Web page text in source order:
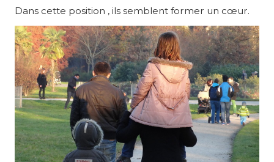
Dans cette position , ils semblent former un cœur.